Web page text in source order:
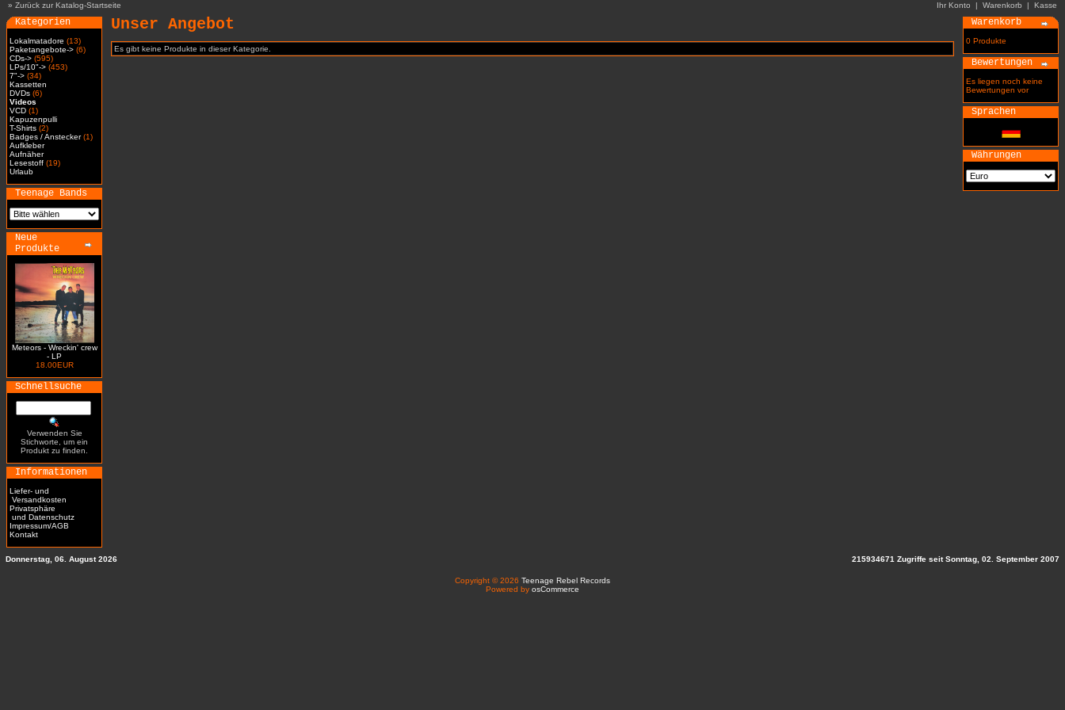
» Zurück zur Katalog-Startseite Ihr Konto | Warenkorb | Kasse
Kategorien
Lokalmatadore (13)
Paketangebote-> (6)
CDs-> (595)
LPs/10"-> (453)
7"-> (34)
Kassetten
DVDs (6)
Videos
VCD (1)
Kapuzenpulli
T-Shirts (2)
Badges / Anstecker(1)
Aufkleber
Aufnäher
Lesestoff (19)
Urlaub
Teenage Bands
Neue
Produkte
Meteors - Wreckin' crew
- LP
18.00EUR
Schnellsuche
Verwenden Sie
Stichworte, um ein
Produkt zu finden.
Informationen
Liefer- und
Versandkosten
Privatsphäre
und Datenschutz
Impressum/AGB
Kontakt
Unser Angebot
Es gibt keine Produkte in dieser Kategorie.
Warenkorb
0 Produkte
Bewertungen
Es liegen noch keine
Bewertungen vor
Sprachen
Währungen
Donnerstag, 06. August 2026 215934671 Zugriffe seit Sonntag, 02. September 2007
Copyright © 2026 Teenage Rebel Records
Powered by osCommerce